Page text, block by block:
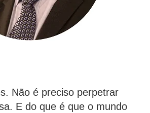
é preciso perpetrar
E do que é que o mundo